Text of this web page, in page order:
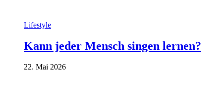
Lifestyle
Kann jeder Mensch singen lernen?
22. Mai 2026